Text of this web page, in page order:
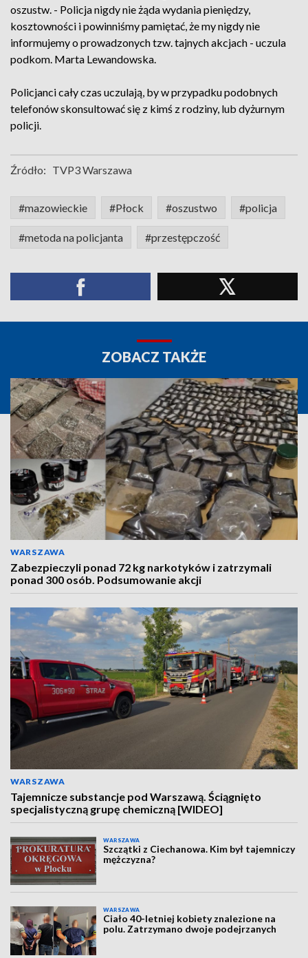
oszustw. - Policja nigdy nie żąda wydania pieniędzy,
kosztowności i powinniśmy pamiętać, że my nigdy nie
informujemy o prowadzonych tzw. tajnych akcjach - uczula
podkom. Marta Lewandowska.
Policjanci cały czas uczulają, by w przypadku podobnych
telefonów skonsultować się z kimś z rodziny, lub dyżurnym
policji.
Źródło: TVP3 Warszawa
#mazowieckie #Płock #oszustwo #policja
#metoda na policjanta #przestępczość
ZOBACZ TAKŻE
WARSZAWA
Zabezpieczyli ponad 72 kg narkotyków i zatrzymali
ponad 300 osób. Podsumowanie akcji
WARSZAWA
Tajemnicze substancje pod Warszawą. Ściągnięto
specjalistyczną grupę chemiczną [WIDEO]
WARSZAWA
Szczątki z Ciechanowa. Kim był tajemniczy
mężczyzna?
WARSZAWA
Ciało 40-letniej kobiety znalezione na
polu. Zatrzymano dwoje podejrzanych